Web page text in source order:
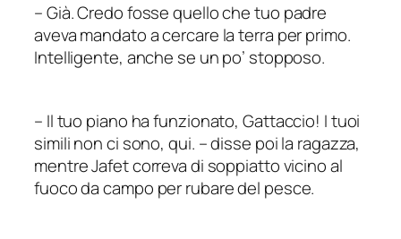
–Già. Credo fosse quello che tuo padre
aveva mandato a cercare la terra per primo.
Intelligente, anche se un po’ stopposo.
– Il tuo piano ha funzionato, Gattaccio! I tuoi
simili non ci sono, qui. –disse poi la ragazza,
mentre Jafet correva di soppiatto vicino al
fuoco da campo per rubare del pesce.